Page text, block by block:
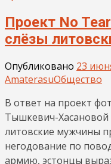
Проект No
слёзы
Опубликовано 23
AmaterasuОбщество
В ответ на проект
Тышкевич-
литовские мужчины
негодование по
армию, эстонцы